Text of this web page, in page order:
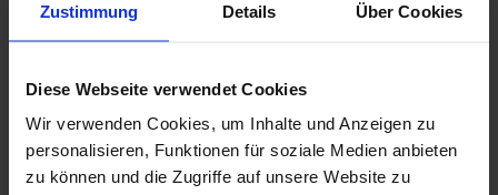
Zustimmung Details Über Cookies
Diese Webseite verwendet Cookies
Wir verwenden Cookies, um Inhalte und Anzeigen zu
personalisieren, Funktionen für soziale Medien anbieten
zu können und die Zugriffe auf unsere Website zu
Caribbean vanaf Fort Lauderdale, Verenigde
Staten met de Nieuw Statendam
Van / Naar Fort Lauderdale
Nieuw Statendam